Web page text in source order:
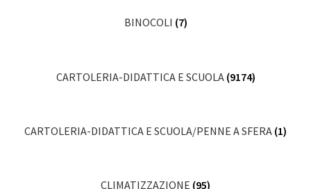
BINOCOLI (7)
CARTOLERIA-DIDATTICA E SCUOLA (9174)
CARTOLERIA-DIDATTICA E SCUOLA/PENNE A SFERA (1)
CLIMATIZZAZIONE (95)